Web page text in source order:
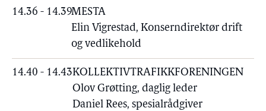
14.36 - 14.39MESTA
Elin Vigrestad, Konserndirektør drift
og vedlikehold
14.40 - 14.43KOLLEKTIVTRAFIKKFORENINGEN
Olov Grøtting, daglig leder
Daniel Rees, spesialrådgiver